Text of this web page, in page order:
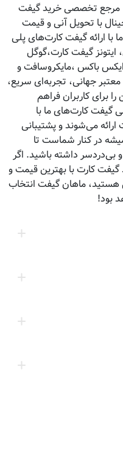
مرجع تخصصی خرید گیفت
با تحویل آنی و قیمت
با ارائه گیفت کارت‌های پلی
ایتونز گیفت کارت،گوگل
باکس ،مایکروسافت و
معتبر جهانی، تجربه‌ای سریع،
برای کاربران فراهم
گیفت کارت‌های ما با
می‌شوند و پشتیبانی
در کنار شماست تا
بی‌دردسر داشته باشید. اگر
گیفت کارت با بهترین قیمت و
هستید، ماهان گیفت انتخاب
بود!